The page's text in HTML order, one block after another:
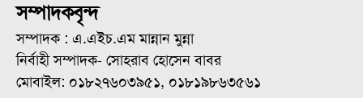
সম্পাদকবৃন্দ
সম্পাদক : এ.এইচ.এম মান্নান মুন্না
নির্বাহী সম্পাদক- সোহরাব হোসেন বাবর
মোবাইল: ০১৮২৭৬০৩৯৫১, ০১৮১৯৮৬৩৫৬১